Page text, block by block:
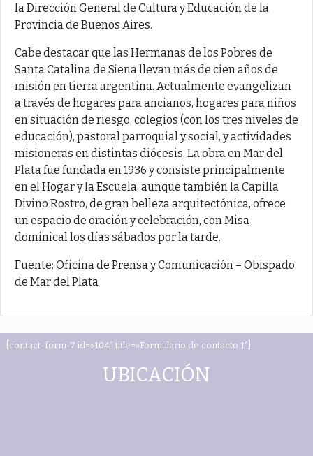
la Dirección General de Cultura y Educación de la
Provincia de Buenos Aires.
Cabe destacar que las Hermanas de los Pobres de
Santa Catalina de Siena llevan más de cien años de
misión en tierra argentina. Actualmente evangelizan
a través de hogares para ancianos, hogares para niños
en situación de riesgo, colegios (con los tres niveles de
educación), pastoral parroquial y social, y actividades
misioneras en distintas diócesis. La obra en Mar del
Plata fue fundada en 1936 y consiste principalmente
en el Hogar y la Escuela, aunque también la Capilla
Divino Rostro, de gran belleza arquitectónica, ofrece
un espacio de oración y celebración, con Misa
dominical los días sábados por la tarde.
Fuente: Oficina de Prensa y Comunicación – Obispado
de Mar del Plata
[contact-form-7 id=»104″ title=»Formulario de contacto 1″]
UBICACIÓN